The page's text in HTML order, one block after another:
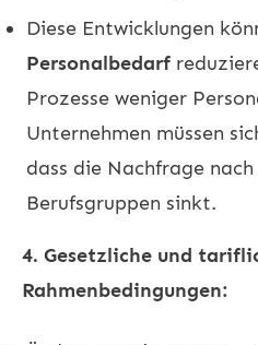
Diese Entwicklungen
Personalbedarf
Prozesse weniger
Unternehmen müssen
dass die Nachfrage
Berufsgruppen sinkt.
4. Gesetzliche und
Rahmenbedingungen: